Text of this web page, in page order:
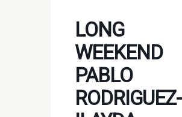
LONG
WEEKEND
PABLO
RODRIGUEZ-